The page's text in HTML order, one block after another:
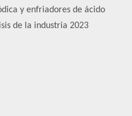
y enfriadores de ácido
de la industria 2023